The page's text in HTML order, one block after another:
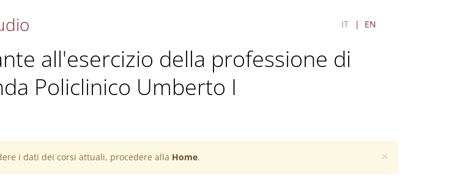
IT EN
all'esercizio della professione di
Policlinico Umberto I
×
i dati dei corsi attuali, procedere alla Home.